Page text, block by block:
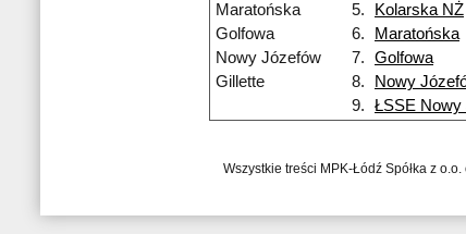
Maratońska
5. Kolarska NŻ
Golfowa
6. Maratońska
Nowy Józefów
7. Golfowa
Gillette
8. Nowy
9.
ŁSSE Nowy
Wszystkie treści MPK-Łódź Spółka z